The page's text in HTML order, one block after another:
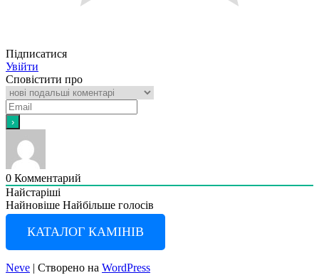
Підписатися
Увійти
Сповістити про
0 Комментарий
Найстаріші
Найновіше Найбільше голосів
КАТАЛОГ КАМІНІВ
Neve | Створено на WordPress